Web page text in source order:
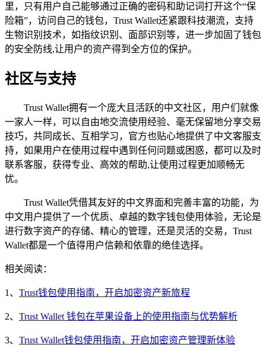
里，只有用户自己能够通过正确的密码和助记词打开这个“保
险箱”，访问自己的钱包，Trust Wallet还紧跟科技潮流，支持
生物识别技术，如指纹识别、面部识别等，进一步加固了钱包
的安全防线,让用户的资产得到全方位的保护。
社区与支持
Trust Wallet拥有一个庞大且活跃的中文社区，用户们就像
一家人一样，可以自由地交流使用经验、毫无保留地分享交易
技巧，共同成长、互相学习，官方也贴心地提供了中文客服支
持，如果用户在使用过程中遇到任何问题或困惑，都可以及时
联系客服，获得专业、高效的帮助,让使用过程更加顺畅无
忧。
Trust Wallet凭借其友好的中文界面和完善丰富的功能，为
中文用户提供了一个优质、卓越的数字钱包使用体验，无论是
进行数字资产的存储、精心的管理，还是灵活的交易，Trust
Wallet都是一个值得用户信赖和依靠的绝佳选择。
相关阅读：
1、 Trust钱包使用指南，开启加密资产新旅程
2、 Trust Wallet 钱包在苹果设备上的使用指南与优势解析
3、 Trust Wallet钱包使用指南，开启加密资产管理新体验